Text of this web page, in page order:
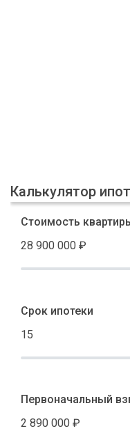
Калькулятор
Стоимость
28 900 000 ₽
Срок ипотеки
15
Первоначальный
2 890 000 ₽